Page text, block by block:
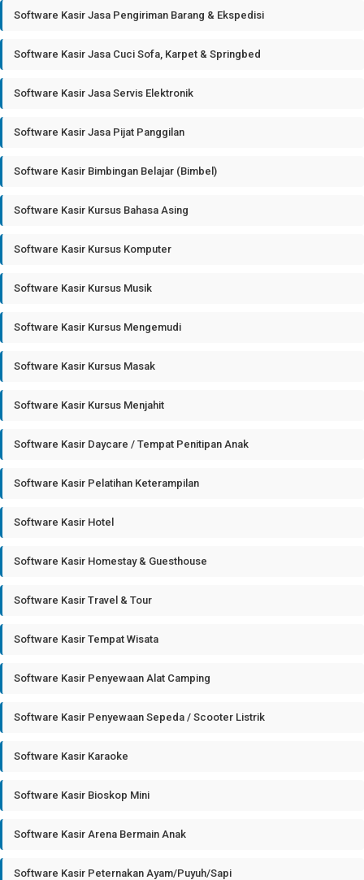
Software Kasir Jasa Pengiriman Barang & Ekspedisi
Software Kasir Jasa Cuci Sofa, Karpet & Springbed
Software Kasir Jasa Servis Elektronik
Software Kasir Jasa Pijat Panggilan
Software Kasir Bimbingan Belajar (Bimbel)
Software Kasir Kursus Bahasa Asing
Software Kasir Kursus Komputer
Software Kasir Kursus Musik
Software Kasir Kursus Mengemudi
Software Kasir Kursus Masak
Software Kasir Kursus Menjahit
Software Kasir Daycare / Tempat Penitipan Anak
Software Kasir Pelatihan Keterampilan
Software Kasir Hotel
Software Kasir Homestay & Guesthouse
Software Kasir Travel & Tour
Software Kasir Tempat Wisata
Software Kasir Penyewaan Alat Camping
Software Kasir Penyewaan Sepeda / Scooter Listrik
Software Kasir Karaoke
Software Kasir Bioskop Mini
Software Kasir Arena Bermain Anak
Software Kasir Peternakan Ayam/Puyuh/Sapi